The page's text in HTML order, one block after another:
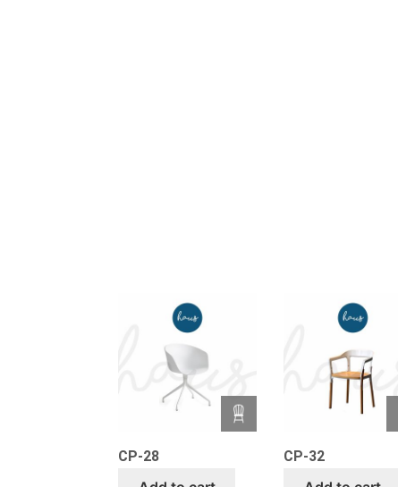
CP-28 CP-32